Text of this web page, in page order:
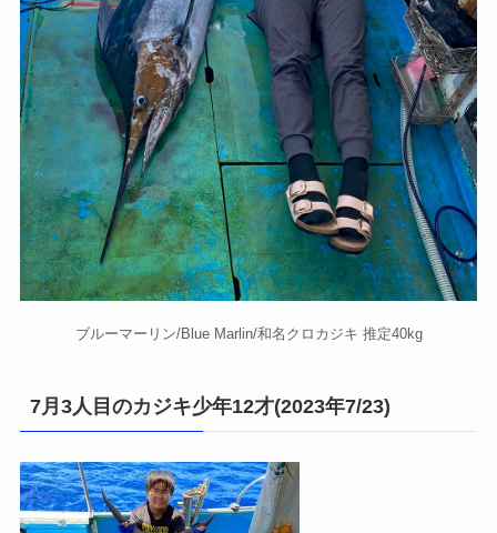
ブルーマーリン/Blue Marlin/和名クロカジキ 推定40kg
7月3人目のカジキ少年12才(2023年7/23)